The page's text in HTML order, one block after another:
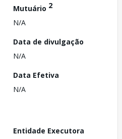
Mutuário 2
N/A
Data de divulgação
N/A
Data Efetiva
N/A
Entidade Executora